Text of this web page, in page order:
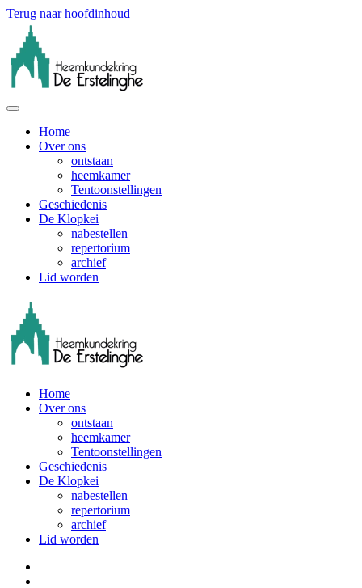
Terug naar hoofdinhoud
Home
Over ons
ontstaan
heemkamer
Tentoonstellingen
Geschiedenis
De Klopkei
nabestellen
repertorium
archief
Lid worden
Home
Over ons
ontstaan
heemkamer
Tentoonstellingen
Geschiedenis
De Klopkei
nabestellen
repertorium
archief
Lid worden